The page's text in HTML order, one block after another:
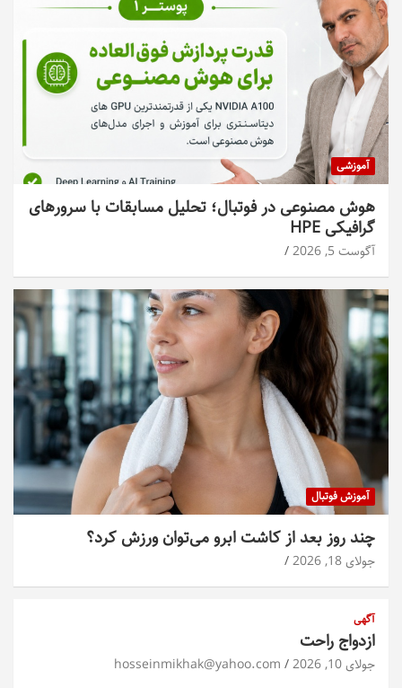
آموزشی
هوش مصنوعی در فوتبال؛ تحلیل مسابقات با سرورهای
گرافیکی HPE
آگوست 5, 2026
آموزش فوتبال
چند روز بعد از کاشت ابرو می‌توان ورزش کرد؟
جولای 18, 2026
آگهی
ازدواج راحت
جولای 10, 2026 hosseinmikhak@yahoo.com